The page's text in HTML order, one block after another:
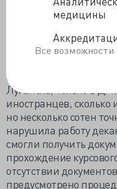
медицины
Все возможности
здравоохранения
и вынужденных этим
медицинских
Луганска, только в
иностранцев, сколько
но несколько сотен
нарушила работу
смогли получить
прохождение
отсутствии
предусмотрено